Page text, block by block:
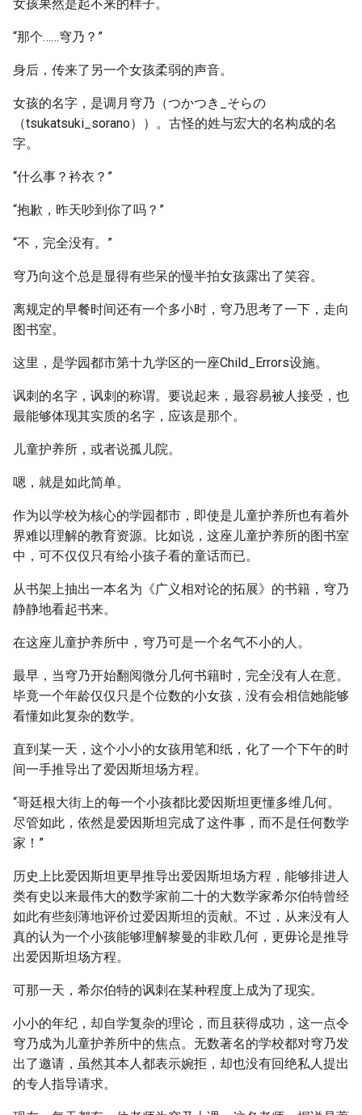
女孩果然是起不来的样子。
“那个……穹乃？”
身后，传来了另一个女孩柔弱的声音。
女孩的名字，是调月穹乃（つかつき_そらの
（tsukatsuki_sorano））。古怪的姓与宏大的名构成的名
字。
“什么事？衿衣？”
“抱歉，昨天吵到你了吗？”
“不，完全没有。”
穹乃向这个总是显得有些呆的慢半拍女孩露出了笑容。
离规定的早餐时间还有一个多小时，穹乃思考了一下，走向
图书室。
这里，是学园都市第十九学区的一座Child_Errors设施。
讽刺的名字，讽刺的称谓。要说起来，最容易被人接受，也
最能够体现其实质的名字，应该是那个。
儿童护养所，或者说孤儿院。
嗯，就是如此简单。
作为以学校为核心的学园都市，即使是儿童护养所也有着外
界难以理解的教育资源。比如说，这座儿童护养所的图书室
中，可不仅仅只有给小孩子看的童话而已。
从书架上抽出一本名为《广义相对论的拓展》的书籍，穹乃
静静地看起书来。
在这座儿童护养所中，穹乃可是一个名气不小的人。
最早，当穹乃开始翻阅微分几何书籍时，完全没有人在意。
毕竟一个年龄仅仅只是个位数的小女孩，没有会相信她能够
看懂如此复杂的数学。
直到某一天，这个小小的女孩用笔和纸，化了一个下午的时
间一手推导出了爱因斯坦场方程。
“哥廷根大街上的每一个小孩都比爱因斯坦更懂多维几何。
尽管如此，依然是爱因斯坦完成了这件事，而不是任何数学
家！”
历史上比爱因斯坦更早推导出爱因斯坦场方程，能够排进人
类有史以来最伟大的数学家前二十的大数学家希尔伯特曾经
如此有些刻薄地评价过爱因斯坦的贡献。不过，从来没有人
真的认为一个小孩能够理解黎曼的非欧几何，更毋论是推导
出爱因斯坦场方程。
可那一天，希尔伯特的讽刺在某种程度上成为了现实。
小小的年纪，却自学复杂的理论，而且获得成功，这一点令
穹乃成为儿童护养所中的焦点。无数著名的学校都对穹乃发
出了邀请，虽然其本人都表示婉拒，却也没有回绝私人提出
的专人指导请求。